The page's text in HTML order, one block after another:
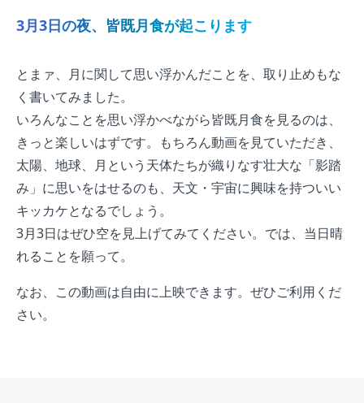
3月3日の夜、皆既月食が起こります
とまァ、月に関して思い浮かんだことを、取り止めもな
く書いてみました。
いろんなことを思い浮かべながら皆既月食を見るのは、
きっと楽しいはずです。もちろん動画を見ていただき、
太陽、地球、月という天体たちが織りなす壮大な「影踏
み」に思いをはせるのも、天文・宇宙に興味を持ついい
キッカケとなるでしょう。
3月3日はぜひ空を見上げてみてください。では、当日晴
れることを願って。
なお、この動画は自由に上映できます。ぜひご利用くだ
さい。